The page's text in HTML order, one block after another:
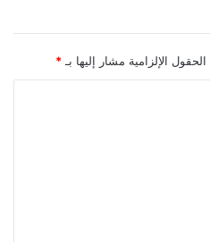
الحقول الإلزامية مشار إليها بـ *